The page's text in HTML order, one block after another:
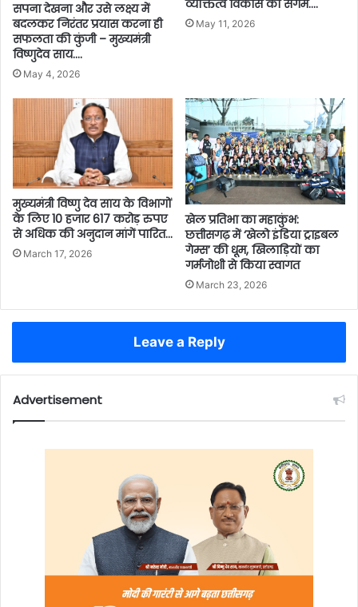
सपना देखना और उसे लक्ष्य में
बदलकर निरंतर प्रयास करना ही
सफलता की कुंजी – मुख्यमंत्री
विष्णुदेव साय….
May 4, 2026
व्यक्तित्व विकास का संगम….
May 11, 2026
मुख्यमंत्री विष्णु देव साय के विभागों
के लिए 10 हजार 617 करोड़ रुपए
से अधिक की अनुदान मांगें पारित…
March 17, 2026
खेल प्रतिभा का महाकुंभ:
छत्तीसगढ़ में ‘खेलो इंडिया ट्राइबल
गेम्स’ की धूम, खिलाड़ियों का
गर्मजोशी से किया स्वागत
March 23, 2026
Leave a Reply
Advertisement